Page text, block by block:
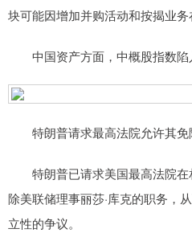
块可能因增加并购活动和按揭业务
中国资产方面，中概股指数陷
特朗普请求最高法院允许其免
特朗普已请求美国最高法院在
除美联储理事丽莎·库克的职务，
立性的争议。